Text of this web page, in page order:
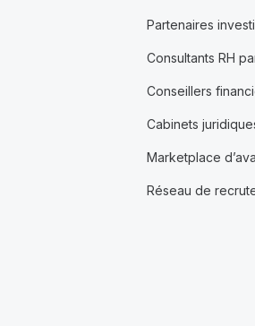
Partenaires
Consultants RH
Conseillers
Cabinets
Marketplace
Réseau de